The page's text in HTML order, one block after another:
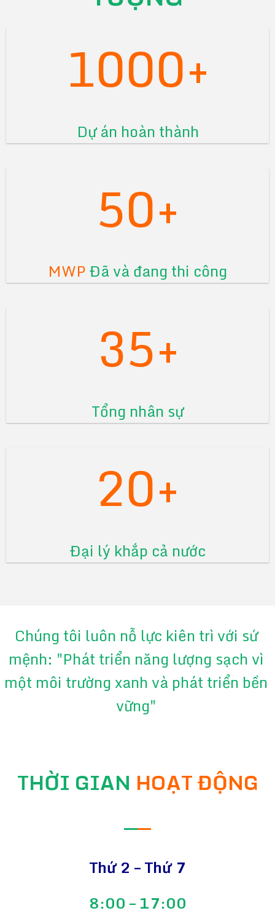
1000+
Dự án hoàn thành
50+
MWPĐã và đang thi công
35+
Tổng nhân sự
20+
Đại lý khắp cả nước
Chúng tôi luôn nỗ lực kiên trì với sứ
mệnh: "Phát triển năng lượng sạch vì
một môi trường xanh và phát triển bền
vững"
THỜI GIAN HOẠT ĐỘNG
——
Thứ 2 – Thứ 7
8:00 – 17:00